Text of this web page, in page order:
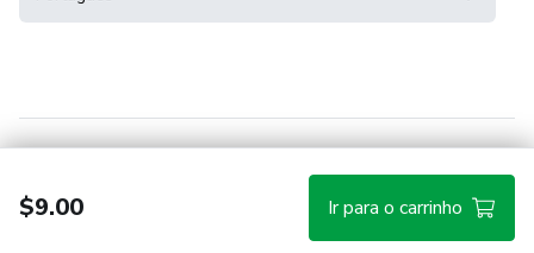
$9.00 Ir para o carrinho
Hotmart — 2011-2026 © Todos os direitos reservados.